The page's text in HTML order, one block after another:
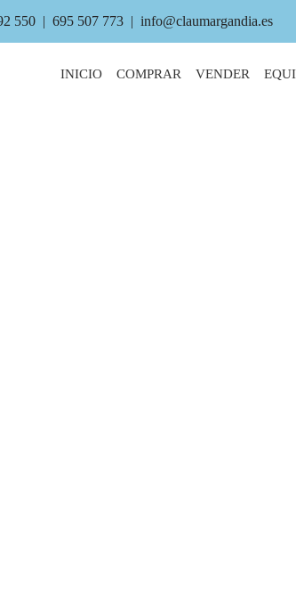
550 | 695 507 773 | info@claumargandia.es
INICIO COMPRAR VENDER